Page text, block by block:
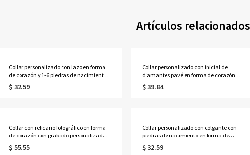
Artículos relacionados
Collar personalizado con lazo en forma
de corazón y 1-6 piedras de nacimiento
con nombres, delicada joyería familiar
de cristal deslizante, regalo de
$ 32.59
Collar personalizado con inicial de
diamantes pavé en forma de corazón
con rayos de sol, delicado colgante de
corazón festoneado radiante con una
$ 39.84
Collar con relicario fotográfico en forma
de corazón con grabado personalizado y
de 3 a 12 piedras de nacimiento, joyería
con colgante de foto, regalo de
$ 55.55
Collar personalizado con colgante con
piedras de nacimiento en forma de
corazón infinito y nombres, delicado
colgante conmemorativo de plata de ley
$ 32.59